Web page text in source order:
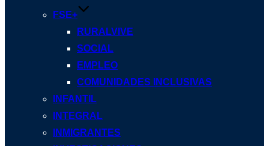
FSE+
RURALVIVE
SOCIAL
EMPLEO
COMUNIDADES INCLUSIVAS
INFANTIL
INTEGRAL
INMIGRANTES